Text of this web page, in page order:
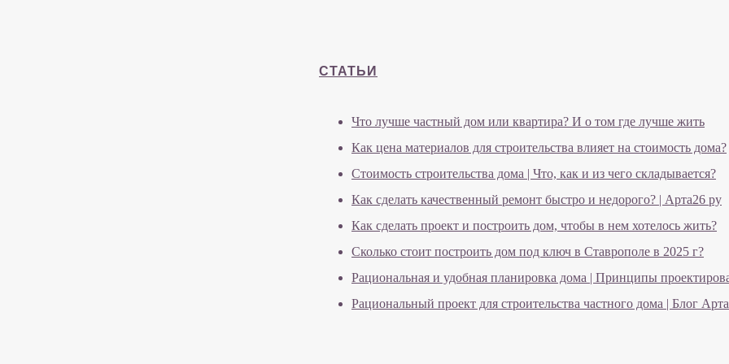
СТАТЬИ
Что лучше частный дом или квартира? И о том где лучше жить
Как цена материалов для строительства влияет на стоимость дома?
Стоимость строительства дома | Что, как и из чего складывается?
Как сделать качественный ремонт быстро и недорого? | Арта26 ру
Как сделать проект и построить дом, чтобы в нем хотелось жить?
Сколько стоит построить дом под ключ в Ставрополе в 2025 г?
Рациональная и удобная планировка дома | Принципы
Рациональный проект для строительства частного дома | Блог